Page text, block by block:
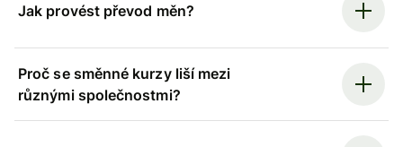
Jak provést převod měn?
Proč se směnné kurzy liší mezi
různými společnostmi?